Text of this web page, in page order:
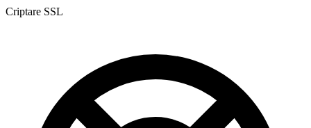
Criptare SSL